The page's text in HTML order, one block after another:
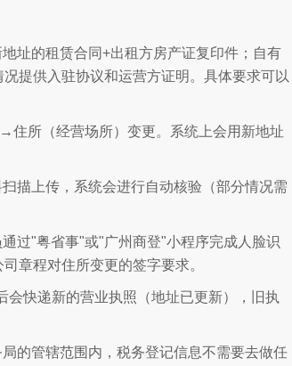
址的租赁合同+出租方房产证复印件；自有
提供入驻协议和运营方证明。具体要求可以
住所（经营场所）变更。系统上会用新地址
描上传，系统会进行自动核验（部分情况需
过"粤省事"或"广州商登"小程序完成人脸识
章程对住所变更的签字要求。
快递新的营业执照（地址已更新），旧执
的管辖范围内，税务登记信息不需要去做任